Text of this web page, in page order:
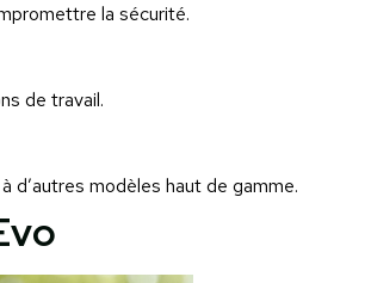
la sécurité.
de travail.
d’autres modèles haut de gamme.